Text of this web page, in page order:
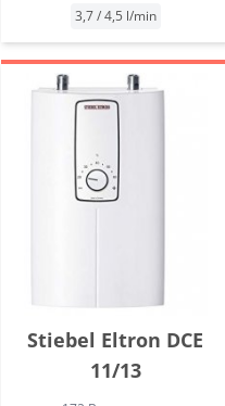
3,7 / 4,5 l/min
Stiebel Eltron DCE
11/13